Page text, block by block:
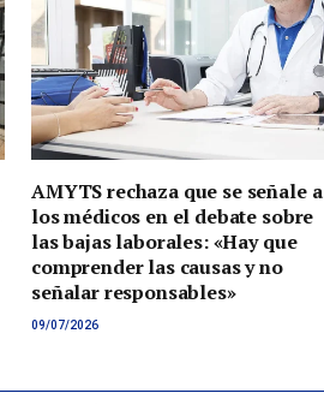
AMYTS rechaza que se señale a
los médicos en el debate sobre
las bajas laborales: «Hay que
comprender las causas y no
señalar responsables»
09/07/2026